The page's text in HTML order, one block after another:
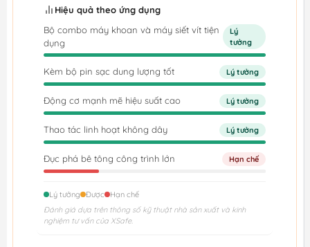
Hiệu quả theo ứng dụng
Bộ combo máy khoan và máy siết vít tiện
dụng
Lý
tưởng
Kèm bộ pin sạc dung lượng tốt Lý tưởng
Động cơ mạnh mẽ hiệu suất cao Lý tưởng
Thao tác linh hoạt không dây Lý tưởng
Đục phá bê tông công trình lớn Hạn chế
Lý tưởng Được
Hạn chế
Đánh giá dựa trên thông số kỹ thuật nhà sản xuất và kinh
nghiệm tư vấn của XSafe.